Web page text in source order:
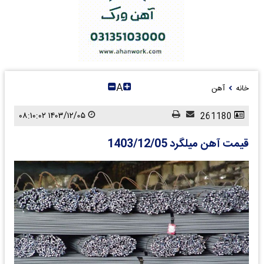
خانه آهن A
قیمت آهن میلگرد 1403/12/05